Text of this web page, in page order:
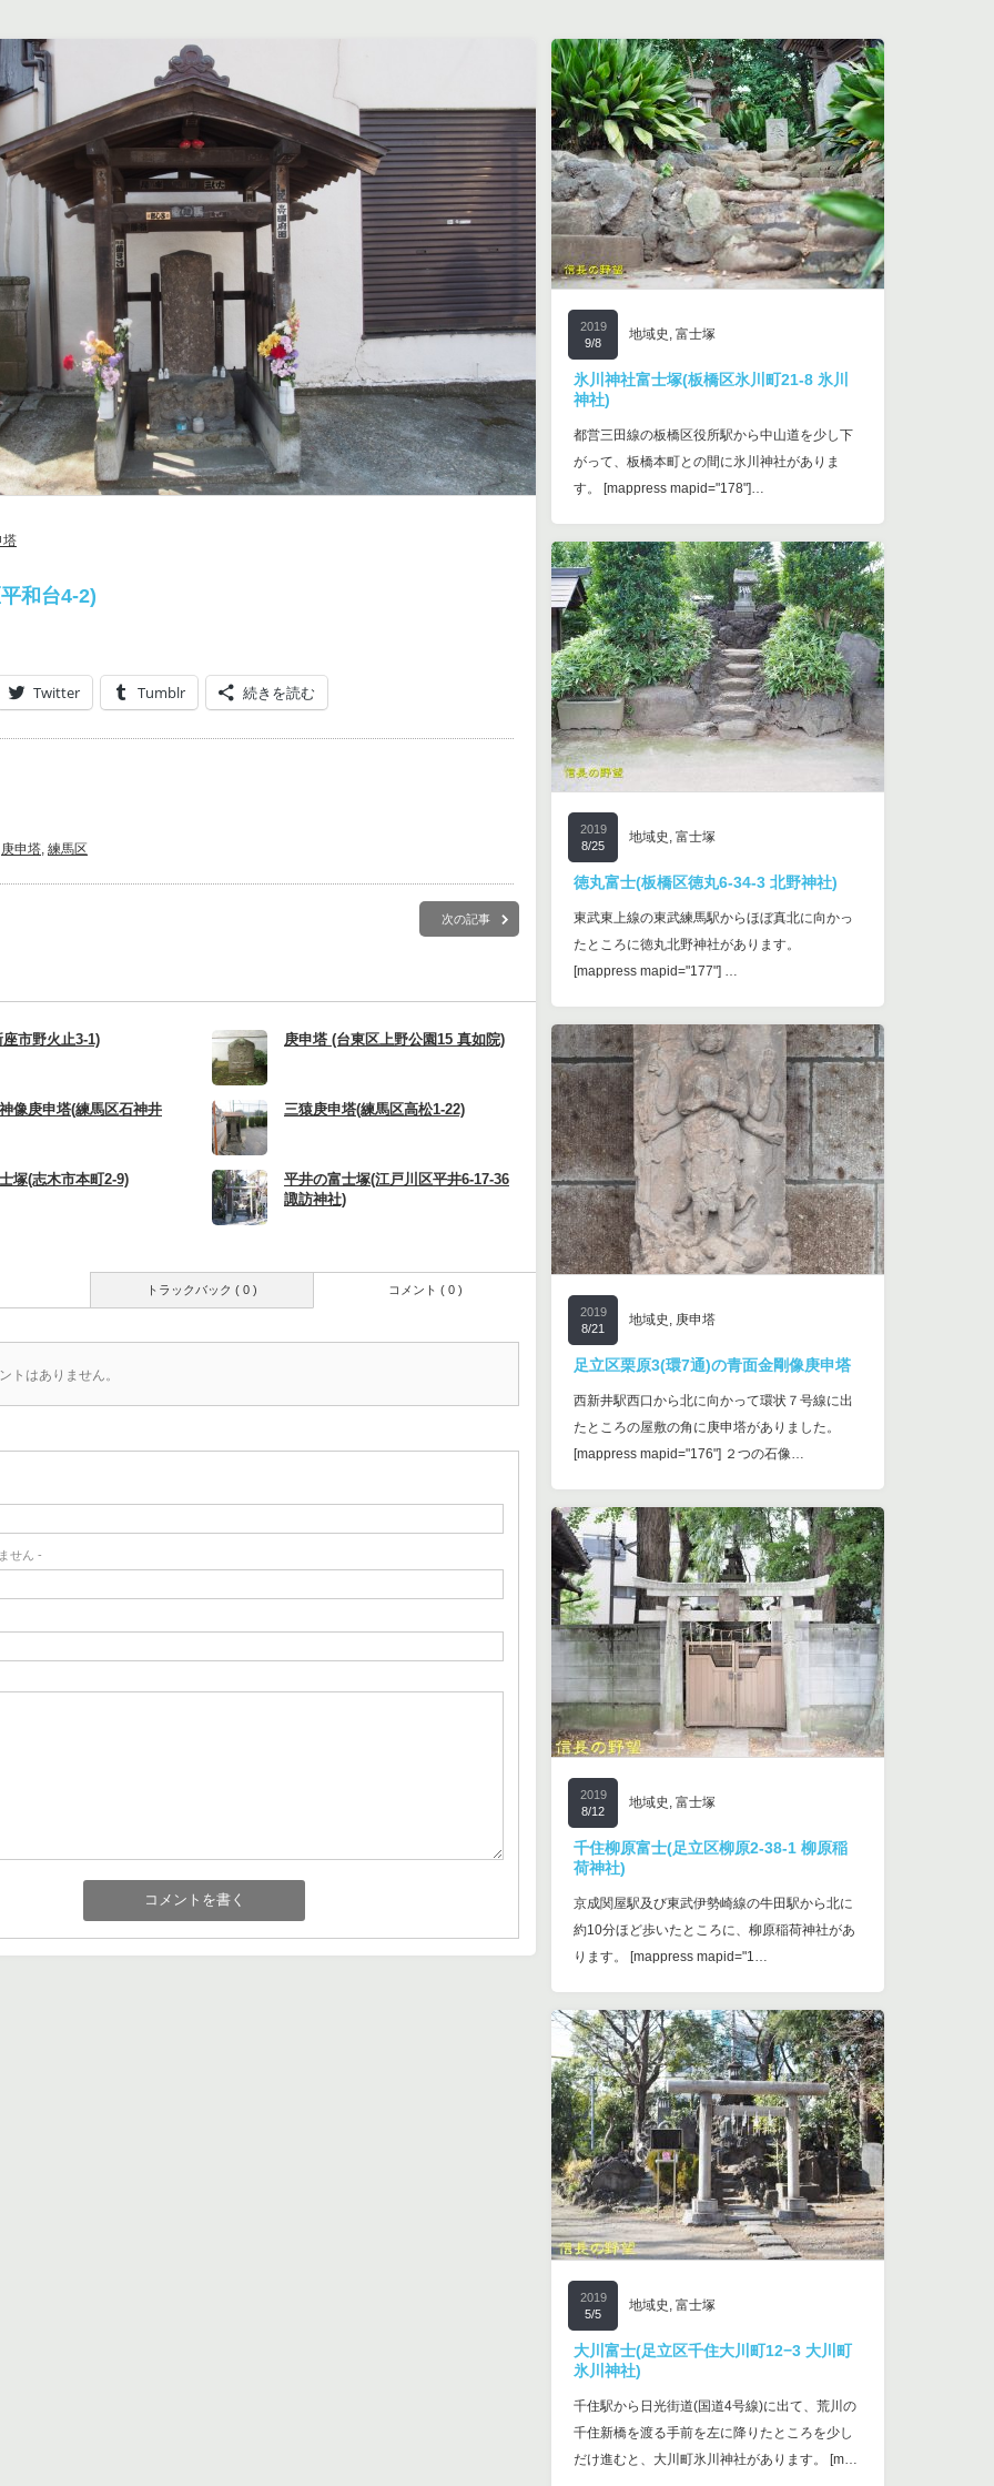
塔
和台4-2)
Twitter Tumblr 続きを読む
庚申塔 練馬区
次の記事
市野火止3-1) 庚申塔 (台東区上野公園15 真如院)
像庚申塔(練馬区石神井
三猿庚申塔(練馬区高松1-22)
塚(志木市本町2-9)
平井の富士塚(江戸川区平井6-17-36
諏訪神社)
トラックバック ( 0 ) コメント ( 0 )
トはありません。
せん -
2019
9/8
地域史 , 富士塚
氷川神社富士塚(板橋区氷川町21-8 氷川
神社)
都営三田線の板橋区役所駅から中山道を少し下
がって、板橋本町との間に氷川神社がありま
す。 [mappress mapid="178"]…
2019
8/25
地域史 , 富士塚
徳丸富士(板橋区徳丸6-34-3 北野神社)
東武東上線の東武練馬駅からほぼ真北に向かっ
たところに徳丸北野神社があります。
[mappress mapid="177"] …
2019
8/21
地域史 , 庚申塔
足立区栗原3(環7通)の青面金剛像庚申塔
西新井駅西口から北に向かって環状７号線に出
たところの屋敷の角に庚申塔がありました。
[mappress mapid="176"] ２つの石像…
2019
8/12
地域史 , 富士塚
千住柳原富士(足立区柳原2-38-1 柳原稲
荷神社)
京成関屋駅及び東武伊勢崎線の牛田駅から北に
約10分ほど歩いたところに、柳原稲荷神社があ
ります。 [mappress mapid="1…
2019
5/5
地域史 , 富士塚
大川富士(足立区千住大川町12−3 大川町
氷川神社)
千住駅から日光街道(国道4号線)に出て、荒川の
千住新橋を渡る手前を左に降りたところを少し
だけ進むと、大川町氷川神社があります。 [m…